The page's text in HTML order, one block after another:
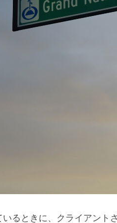
いるときに、クライアント